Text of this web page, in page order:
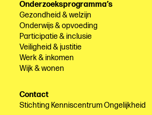
Onderzoeksprogramma’s
Gezondheid & welzijn
Onderwijs & opvoeding
Participatie & inclusie
Veiligheid & justitie
Werk & inkomen
Wijk & wonen
Contact
Stichting Kenniscentrum Ongelijkheid